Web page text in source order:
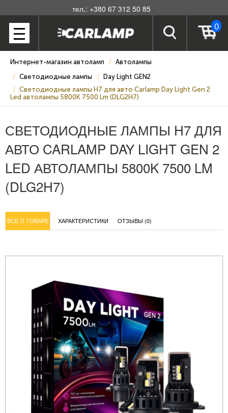
тел.: +380 67 312 50 85
0
Интернет-магазин автоламп
Автолампы
Светодиодные лампы
Day Light GEN2
Светодиодные лампы H7 для авто Carlamp Day Light Gen 2
Led автолампы 5800K 7500 Lm (DLG2H7)
СВЕТОДИОДНЫЕ ЛАМПЫ H7 ДЛЯ
АВТО CARLAMP DAY LIGHT GEN 2
LED АВТОЛАМПЫ 5800K 7500 LM
(DLG2H7)
ВСЕ О ТОВАРЕ ХАРАКТЕРИСТИКИ ОТЗЫВЫ (0)